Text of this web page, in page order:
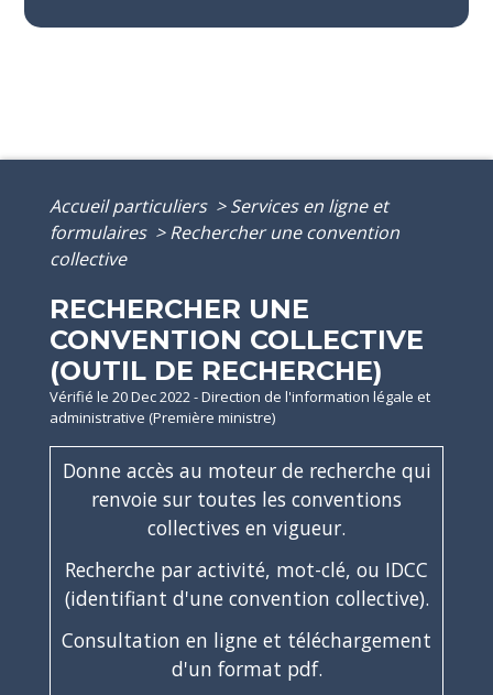
Accueil particuliers > Services en ligne et
formulaires > Rechercher une convention
collective
RECHERCHER UNE
CONVENTION COLLECTIVE
(OUTIL DE RECHERCHE)
Vérifié le 20 Dec 2022 - Direction de l'information légale et
administrative (Première ministre)
Donne accès au moteur de recherche qui
renvoie sur toutes les conventions
collectives en vigueur.
Recherche par activité, mot-clé, ou IDCC
(identifiant d'une convention collective).
Consultation en ligne et téléchargement
d'un format pdf.